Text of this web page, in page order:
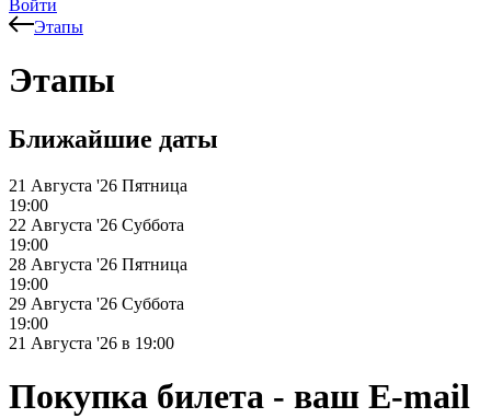
Войти
Этапы
Этапы
Ближайшие даты
21 Августа '26 Пятница
19:00
22 Августа '26 Суббота
19:00
28 Августа '26 Пятница
19:00
29 Августа '26 Суббота
19:00
21 Августа '26 в 19:00
Покупка билета - ваш E-mail